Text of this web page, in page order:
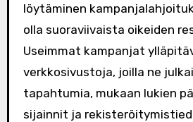
löytäminen
olla suoraviivaista oikeiden
Useimmat kampanjat
verkkosivustoja, joilla ne
tapahtumia, mukaan lukien
sijainnit ja